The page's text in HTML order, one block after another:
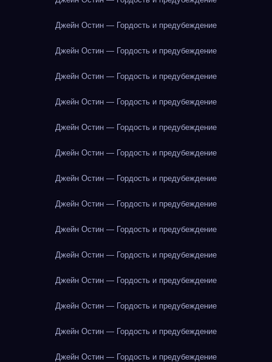
Джейн Остин — Гордость и предубеждение
Джейн Остин — Гордость и предубеждение
Джейн Остин — Гордость и предубеждение
Джейн Остин — Гордость и предубеждение
Джейн Остин — Гордость и предубеждение
Джейн Остин — Гордость и предубеждение
Джейн Остин — Гордость и предубеждение
Джейн Остин — Гордость и предубеждение
Джейн Остин — Гордость и предубеждение
Джейн Остин — Гордость и предубеждение
Джейн Остин — Гордость и предубеждение
Джейн Остин — Гордость и предубеждение
Джейн Остин — Гордость и предубеждение
Джейн Остин — Гордость и предубеждение